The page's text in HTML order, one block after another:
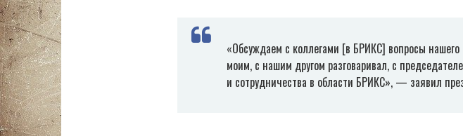
«Обсуждаем с коллегами [в БРИКС] вопросы нашего
моим, с нашим другом разговаривал, с
и сотрудничества в области БРИКС», — заявил